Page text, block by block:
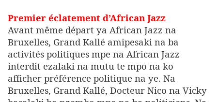
Premier éclatement d’African Jazz
Avant même départ ya African Jazz na
Bruxelles, Grand Kallé amipesaki na ba
activités politiques mpe na African Jazz
interdit ezalaki na mutu te mpo na ko
afficher préférence politique na ye. Na
Bruxelles, Grand Kallé, Docteur Nico na Vicky